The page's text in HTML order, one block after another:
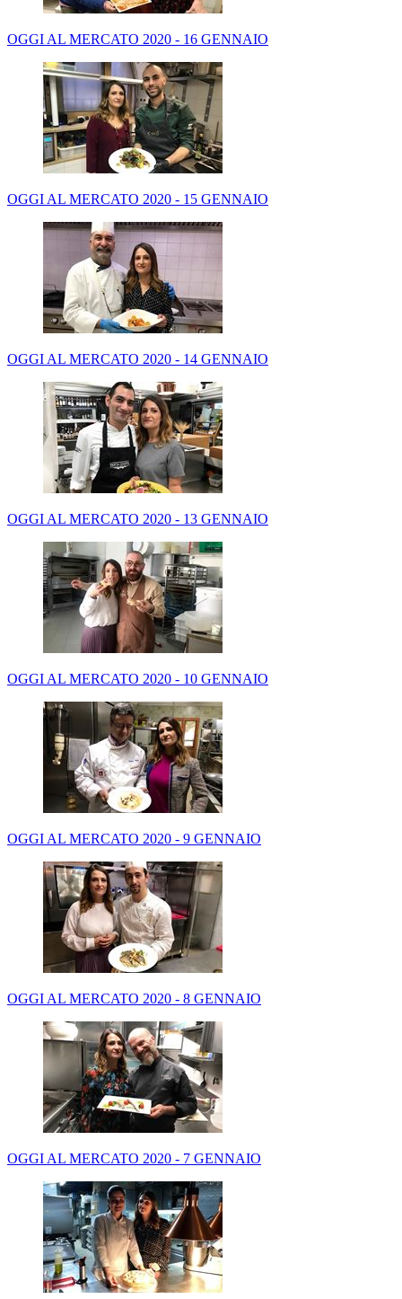
OGGI AL MERCATO 2020 - 16 GENNAIO
OGGI AL MERCATO 2020 - 15 GENNAIO
OGGI AL MERCATO 2020 - 14 GENNAIO
OGGI AL MERCATO 2020 - 13 GENNAIO
OGGI AL MERCATO 2020 - 10 GENNAIO
OGGI AL MERCATO 2020 - 9 GENNAIO
OGGI AL MERCATO 2020 - 8 GENNAIO
OGGI AL MERCATO 2020 - 7 GENNAIO